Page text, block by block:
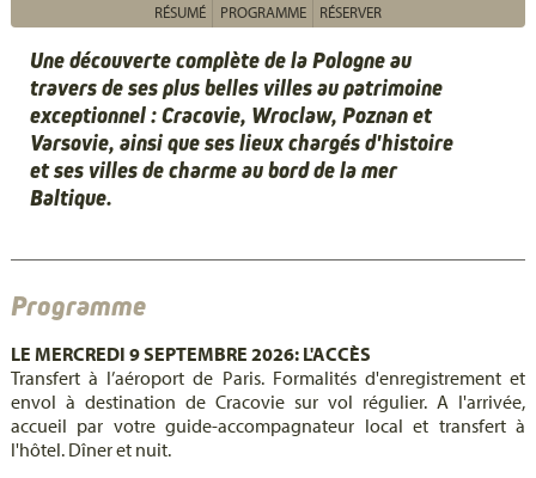
RÉSUMÉ PROGRAMME RÉSERVER
Une découverte complète de la Pologne au
travers de ses plus belles villes au patrimoine
exceptionnel : Cracovie, Wroclaw, Poznan et
Varsovie, ainsi que ses lieux chargés d'histoire
et ses villes de charme au bord de la mer
Baltique.
Programme
LE MERCREDI 9 SEPTEMBRE 2026: L'ACCÈS
Transfert à l’aéroport de Paris. Formalités d'enregistrement et
envol à destination de Cracovie sur vol régulier. A l'arrivée,
accueil par votre guide-accompagnateur local et transfert à
l'hôtel. Dîner et nuit.